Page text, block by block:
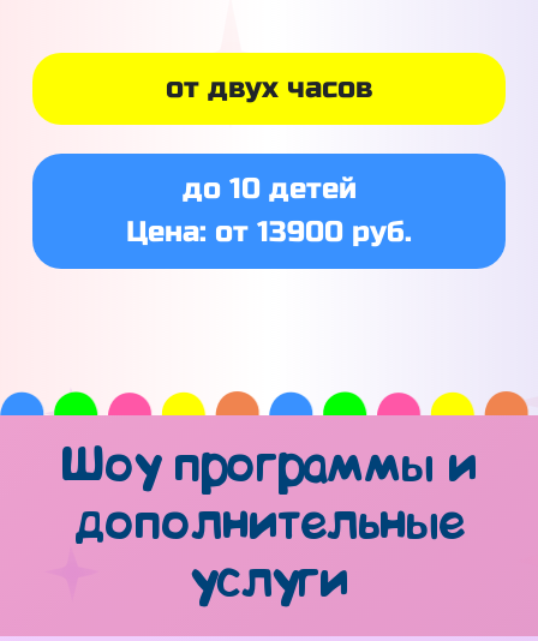
от двух часов
до 10 детей
Цена: от 13900 руб.
Шоу программы и
дополнительные
услуги